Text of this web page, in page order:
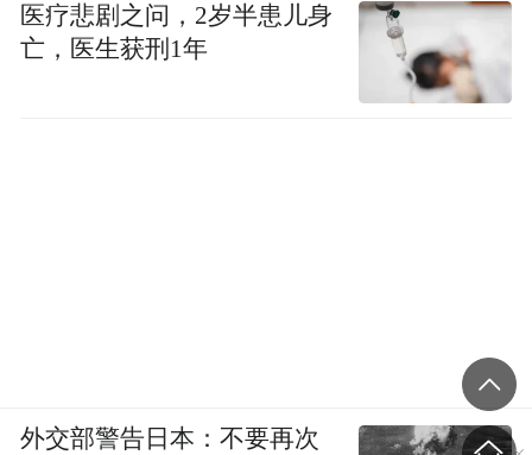
医疗悲剧之问，2岁半患儿身
亡，医生获刑1年
外交部警告日本：不要再次